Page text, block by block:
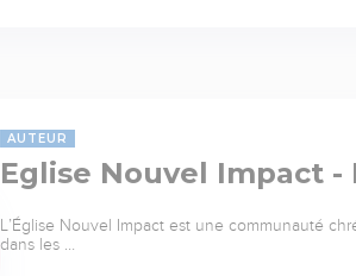
AUTEUR
Eglise Nouvel Impact -
L’Église Nouvel Impact est une communauté
dans les …